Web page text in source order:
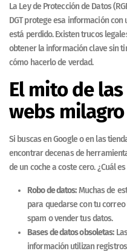
La Ley de Protección de Datos
DGT protege esa información
está perdido. Existen trucos
obtener la información clave sin
cómo hacerlo de verdad.
El mito de
webs
Si buscas en Google o en las
encontrar decenas de
de un coche a coste cero. ¿Cuál
Robo de datos:Muchas de
para quedarse con tu
spam o vender tus datos.
Bases de datos obsoletas:
información utilizan